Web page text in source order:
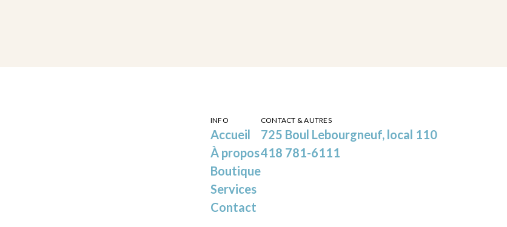
INFO
Accueil
À propos
Boutique
Services
Contact
CONTACT & AUTRES
725 Boul Lebourgneuf, local 110
418 781-6111